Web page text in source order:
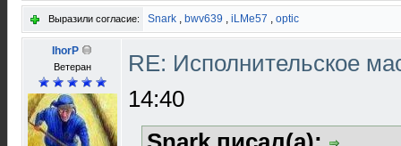
Выразили согласие: Snark , bwv639 , iLMe57 , optic
IhorP
Ветеран
RE: Исполнительское
14:40